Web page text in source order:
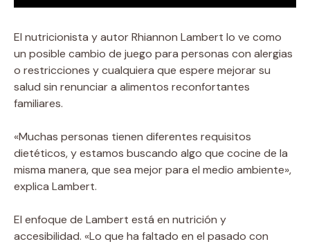
El nutricionista y autor Rhiannon Lambert lo ve como
un posible cambio de juego para personas con alergias
o restricciones y cualquiera que espere mejorar su
salud sin renunciar a alimentos reconfortantes
familiares.
«Muchas personas tienen diferentes requisitos
dietéticos, y estamos buscando algo que cocine de la
misma manera, que sea mejor para el medio ambiente»,
explica Lambert.
El enfoque de Lambert está en nutrición y
accesibilidad. «Lo que ha faltado en el pasado con